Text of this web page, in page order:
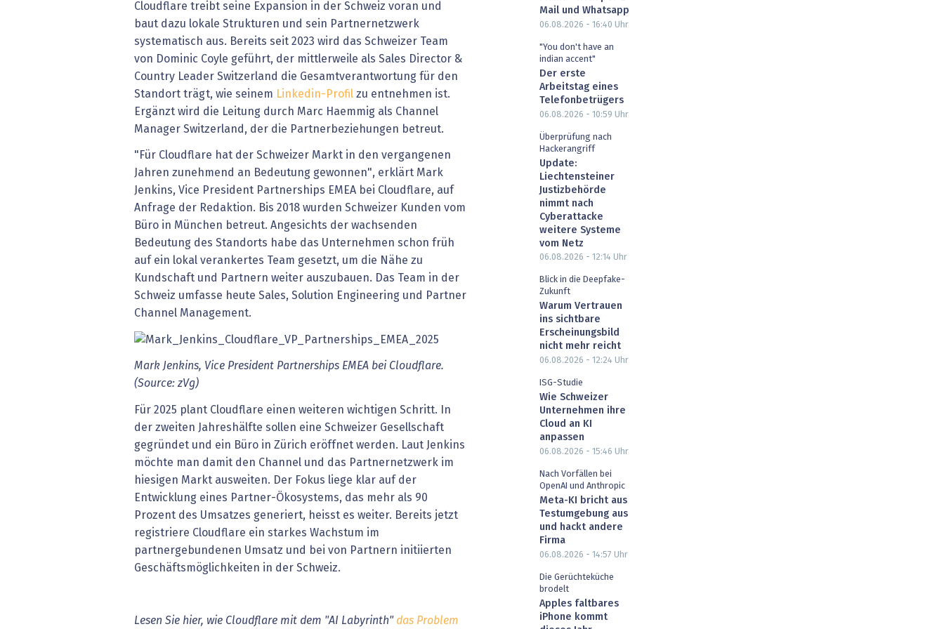
Cloudflare treibt seine Expansion in der Schweiz voran und
baut dazu lokale Strukturen und sein Partnernetzwerk
systematisch aus. Bereits seit 2023 wird das Schweizer Team
von Dominic Coyle geführt, der mittlerweile als Sales Director &
Country Leader Switzerland die Gesamtverantwortung für den
Standort trägt, wie seinem Linkedin-Profil zu entnehmen ist.
Ergänzt wird die Leitung durch Marc Haemmig als Channel
Manager Switzerland, der die Partnerbeziehungen betreut.
"Für Cloudflare hat der Schweizer Markt in den vergangenen
Jahren zunehmend an Bedeutung gewonnen", erklärt Mark
Jenkins, Vice President Partnerships EMEA bei Cloudflare, auf
Anfrage der Redaktion. Bis 2018 wurden Schweizer Kunden vom
Büro in München betreut. Angesichts der wachsenden
Bedeutung des Standorts habe das Unternehmen schon früh
auf ein lokal verankertes Team gesetzt, um die Nähe zu
Kundschaft und Partnern weiter auszubauen. Das Team in der
Schweiz umfasse heute Sales, Solution Engineering und Partner
Channel Management.
Mark Jenkins, Vice President Partnerships EMEA bei Cloudflare.
(Source: zVg)
Für 2025 plant Cloudflare einen weiteren wichtigen Schritt. In
der zweiten Jahreshälfte sollen eine Schweizer Gesellschaft
gegründet und ein Büro in Zürich eröffnet werden. Laut Jenkins
möchte man damit den Channel und das Partnernetzwerk im
hiesigen Markt ausweiten. Der Fokus liege klar auf der
Entwicklung eines Partner-Ökosystems, das mehr als 90
Prozent des Umsatzes generiert, heisst es weiter. Bereits jetzt
registriere Cloudflare ein starkes Wachstum im
partnergebundenen Umsatz und bei von Partnern initiierten
Geschäftsmöglichkeiten in der Schweiz.
Lesen Sie hier, wie Cloudflare mit dem "AI Labyrinth" das Problem
Mail und Whatsapp
06.08.2026 - 16:40 Uhr
"You don't have an
indian accent"
Der erste
Arbeitstag eines
Telefonbetrügers
06.08.2026 - 10:59 Uhr
Überprüfung nach
Hackerangriff
Update:
Liechtensteiner
Justizbehörde
nimmt nach
Cyberattacke
weitere Systeme
vom Netz
06.08.2026 - 12:14 Uhr
Blick in die Deepfake-
Zukunft
Warum Vertrauen
ins sichtbare
Erscheinungsbild
nicht mehr reicht
06.08.2026 - 12:24 Uhr
ISG-Studie
Wie Schweizer
Unternehmen ihre
Cloud an KI
anpassen
06.08.2026 - 15:46 Uhr
Nach Vorfällen bei
OpenAI und Anthropic
Meta-KI bricht aus
Testumgebung aus
und hackt andere
Firma
06.08.2026 - 14:57 Uhr
Die Gerüchteküche
brodelt
Apples faltbares
iPhone kommt